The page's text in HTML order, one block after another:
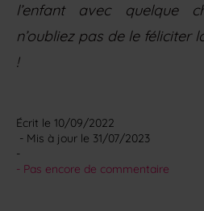
l’enfant avec quelque
n’oubliez pas de le féliciter
!
Écrit le 10/09/2022
- Mis à jour le 31/07/2023
-
- Pas encore de commentaire